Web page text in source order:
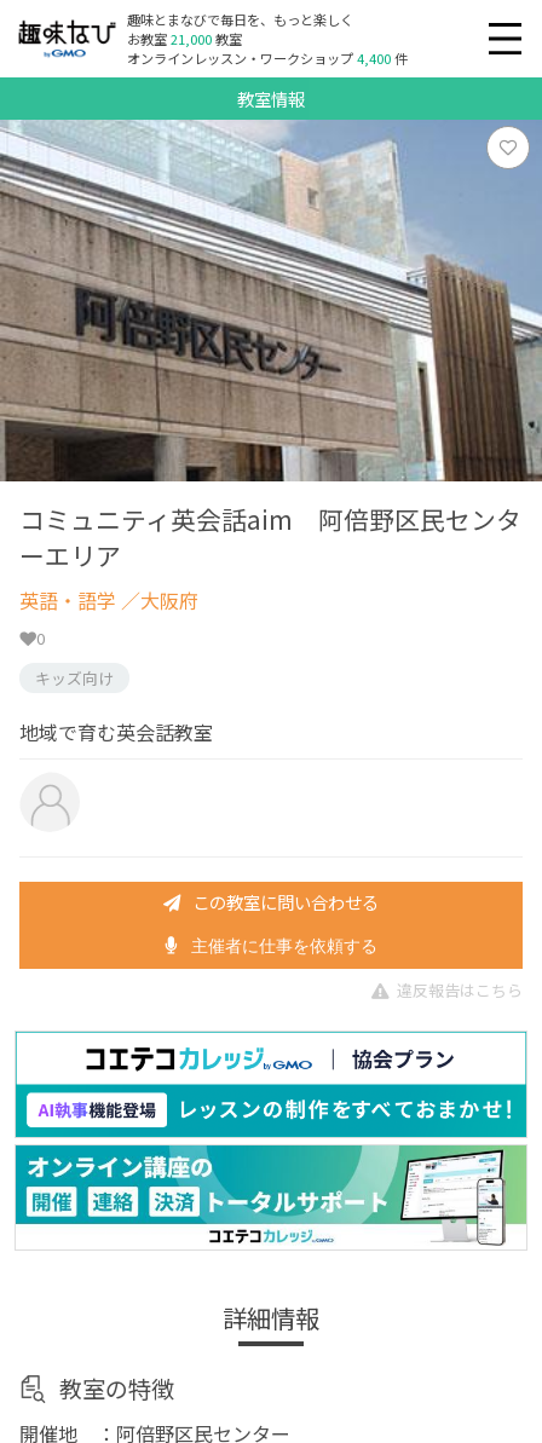
趣味とまなびで毎日を、もっと楽しく
お教室21,000教室
オンラインレッスン・ワークショップ4,400件
教室情報
コミュニティ英会話aim 阿倍野区民センタ
ーエリア
英語・語学 ／大阪府
0
キッズ向け
地域で育む英会話教室
この教室に問い合わせる
主催者に仕事を依頼する
違反報告はこちら
詳細情報
教室の特徴
開催地 ：阿倍野区民センター